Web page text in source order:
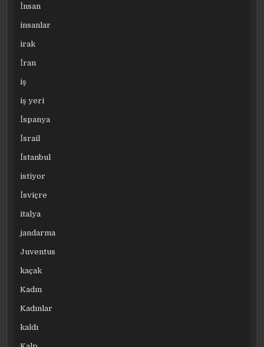
İnsan
insanlar
irak
İran
iş
iş yeri
İspanya
İsrail
İstanbul
istiyor
İsviçre
italya
jandarma
Juventus
kaçak
Kadın
Kadınlar
kaldı